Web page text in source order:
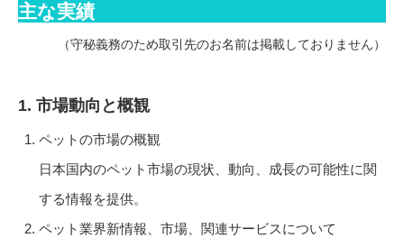
主な実績
（守秘義務のため取引先のお名前は掲載しておりません）
1. 市場動向と概観
ペットの市場の概観
日本国内のペット市場の現状、動向、成長の可能性に関
する情報を提供。
ペット業界新情報、市場、関連サービスについて